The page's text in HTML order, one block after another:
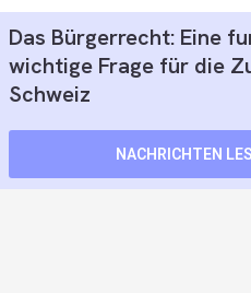
Das Bürgerrecht: Eine
wichtige Frage für die
Schweiz
NACHRICHTEN